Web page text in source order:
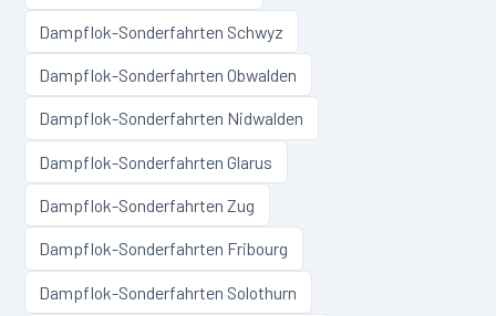
Dampflok-Sonderfahrten Schwyz
Dampflok-SonderfahrtenObwalden
Dampflok-Sonderfahrten Nidwalden
Dampflok-SonderfahrtenGlarus
Dampflok-SonderfahrtenZug
Dampflok-Sonderfahrten Fribourg
Dampflok-Sonderfahrten Solothurn